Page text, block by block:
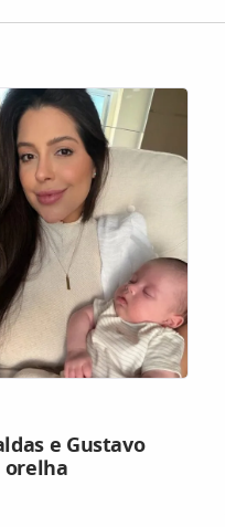
e Gustavo
orelha